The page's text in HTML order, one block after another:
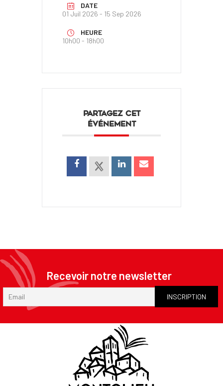
DATE
01 Juil 2026 - 15 Sep 2026
HEURE
10h00 - 18h00
PARTAGEZ CET
ÉVÉNEMENT
Recevoir notre newsletter